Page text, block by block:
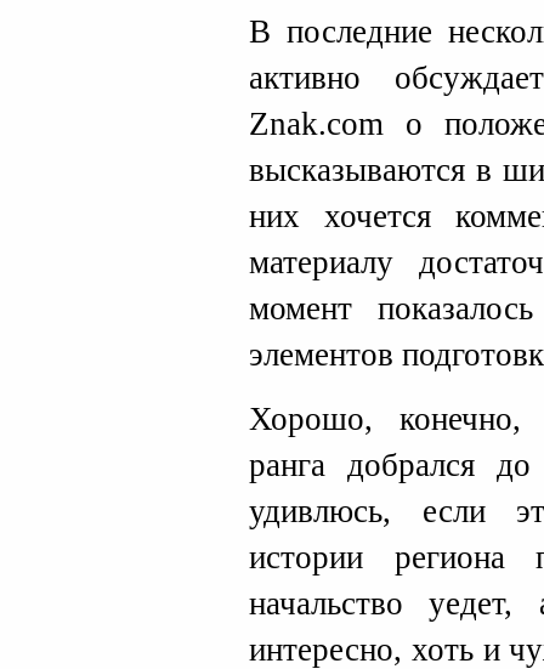
В последние
активно
Znak.com о
высказываются в
них хочется
материалу
момент
элементов
Хорошо, конечно,
ранга добрался
удивлюсь, если
истории
начальство
интересно, хоть и